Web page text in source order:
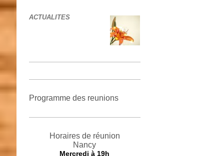
ACTUALITES
Programme des reunions
Horaires de réunion
Nancy
Mercredià 19h